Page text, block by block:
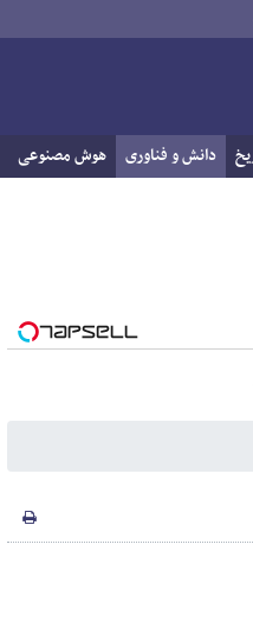
دانش و فناوری هوش مصنوعی